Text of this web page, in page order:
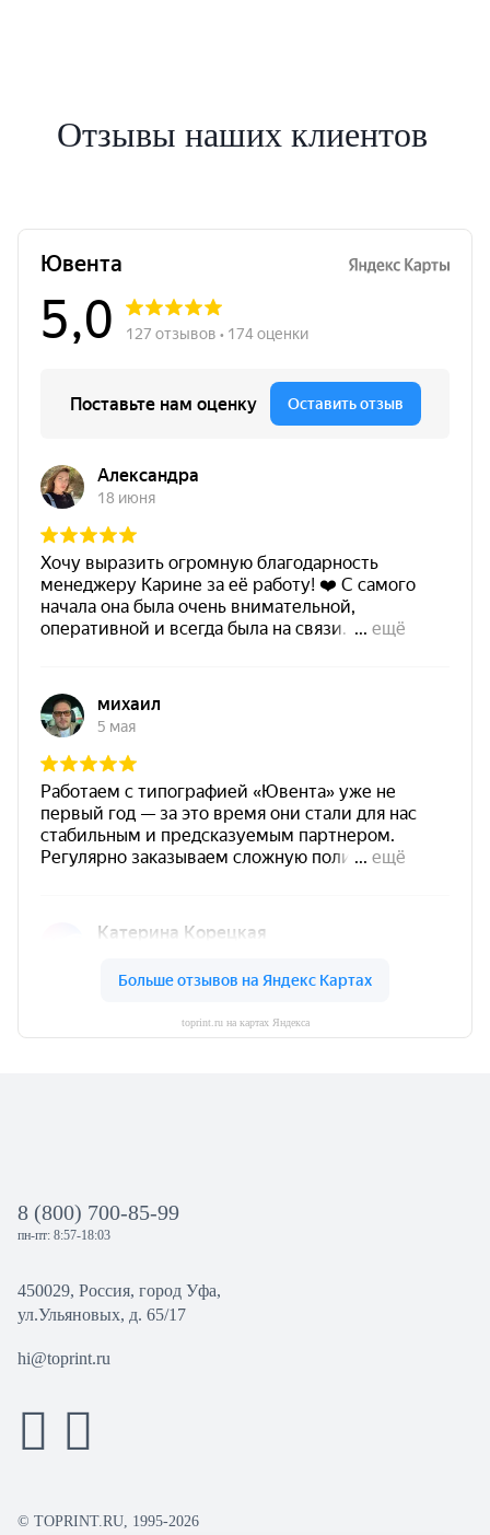
Отзывы наших клиентов
toprint.ru на картах Яндекса
8 (800) 700-85-99
пн-пт: 8:57-18:03
450029, Россия, город Уфа,
ул.Ульяновых, д. 65/17
hi@toprint.ru
© TOPRINT.RU, 1995-2026